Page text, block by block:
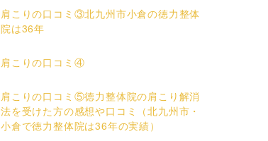
肩こりの口コミ③北九州市小倉の徳力整体
院は36年
肩こりの口コミ④
肩こりの口コミ⑤徳力整体院の肩こり解消
法を受けた方の感想や口コミ（北九州市・
小倉で徳力整体院は36年の実績）